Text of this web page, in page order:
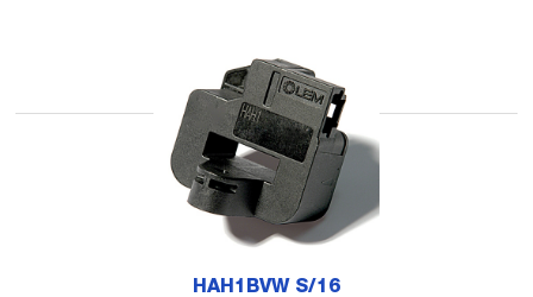
HAH1BVW S/16